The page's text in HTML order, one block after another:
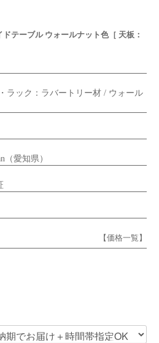
ドテーブル ウォールナット色［ 天板：
ラック：ラバートリー材 / ウォール
（愛知県）
【価格一覧】